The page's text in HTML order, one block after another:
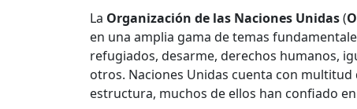
La Organización de las Naciones Unidas(
en una amplia gama de temas
refugiados, desarme, derechos humanos,
otros. Naciones Unidas cuenta con
estructura, muchos de ellos han confiado